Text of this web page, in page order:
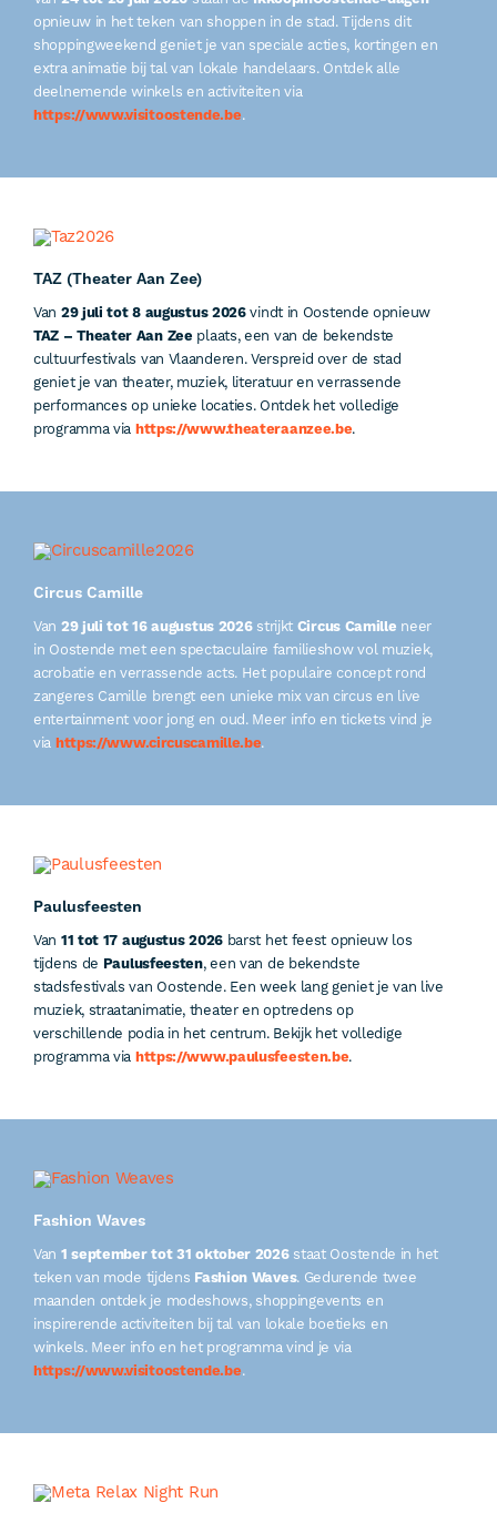
opnieuw in het teken van shoppen in de stad. Tijdens dit
shoppingweekend geniet je van speciale acties, kortingen en
extra animatie bij tal van lokale handelaars. Ontdek alle
deelnemende winkels en activiteiten via
https://www.visitoostende.be.
TAZ (Theater Aan Zee)
Van 29 juli tot 8 augustus 2026vindt in Oostende opnieuw
TAZ – Theater Aan Zee plaats, een van de bekendste
cultuurfestivals van Vlaanderen. Verspreid over de stad
geniet je van theater, muziek, literatuur en verrassende
performances op unieke locaties. Ontdek het volledige
programma via https://www.theateraanzee.be.
Circus Camille
Van 29 juli tot 16 augustus 2026strijkt Circus Camille neer
in Oostende met een spectaculaire familieshow vol muziek,
acrobatie en verrassende acts. Het populaire concept rond
zangeres Camille brengt een unieke mix van circus en live
entertainment voor jong en oud. Meer info en tickets vind je
via https://www.circuscamille.be.
Paulusfeesten
Van 11 tot 17 augustus 2026barst het feest opnieuw los
tijdens de Paulusfeesten, een van de bekendste
stadsfestivals van Oostende. Een week lang geniet je van live
muziek, straatanimatie, theater en optredens op
verschillende podia in het centrum. Bekijk het volledige
programma via https://www.paulusfeesten.be.
Fashion Waves
Van 1 september tot 31 oktober 2026staat Oostende in het
teken van mode tijdens Fashion Waves. Gedurende twee
maanden ontdek je modeshows, shoppingevents en
inspirerende activiteiten bij tal van lokale boetieks en
winkels. Meer info en het programma vind je via
https://www.visitoostende.be.